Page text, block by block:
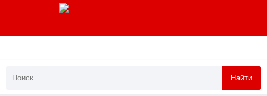
Найти